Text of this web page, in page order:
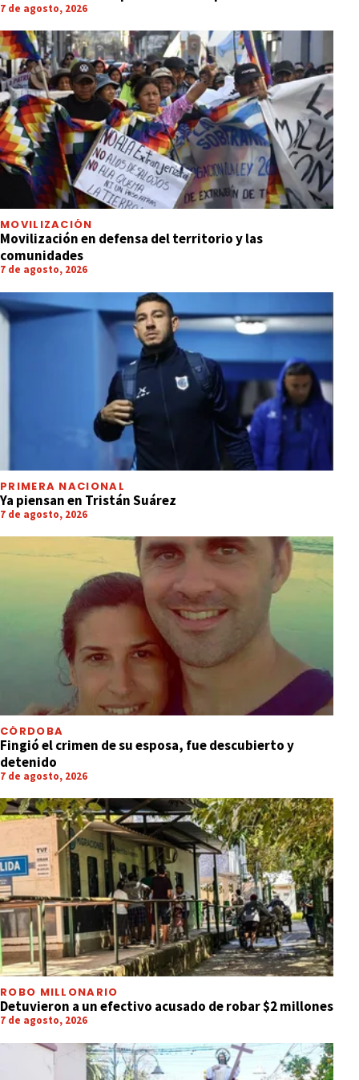
7 de agosto, 2026
MOVILIZACIÓN
Movilización en defensa del territorio y las
comunidades
7 de agosto, 2026
PRIMERA NACIONAL
Ya piensan en Tristán Suárez
7 de agosto, 2026
CÓRDOBA
Fingió el crimen de su esposa, fue descubierto y
detenido
7 de agosto, 2026
ROBO MILLONARIO
Detuvieron a un efectivo acusado de robar $2 millones
7 de agosto, 2026